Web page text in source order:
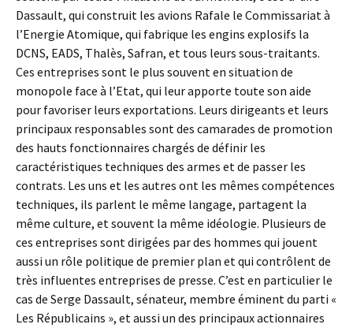
Dassault, qui construit les avions Rafale le Commissariat à
l’Energie Atomique, qui fabrique les engins explosifs la
DCNS, EADS, Thalès, Safran, et tous leurs sous-traitants.
Ces entreprises sont le plus souvent en situation de
monopole face à l’Etat, qui leur apporte toute son aide
pour favoriser leurs exportations. Leurs dirigeants et leurs
principaux responsables sont des camarades de promotion
des hauts fonctionnaires chargés de définir les
caractéristiques techniques des armes et de passer les
contrats. Les uns et les autres ont les mêmes compétences
techniques, ils parlent le même langage, partagent la
même culture, et souvent la même idéologie. Plusieurs de
ces entreprises sont dirigées par des hommes qui jouent
aussi un rôle politique de premier plan et qui contrôlent de
très influentes entreprises de presse. C’est en particulier le
cas de Serge Dassault, sénateur, membre éminent du parti «
Les Républicains », et aussi un des principaux actionnaires